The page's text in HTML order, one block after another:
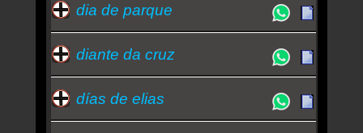
dia de parque
diante da cruz
días de elias